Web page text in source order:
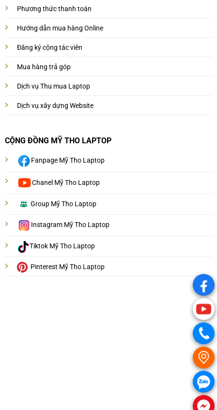
Phương thức thanh toán
Hướng dẫn mua hàng Online
Đăng ký cộng tác viên
Mua hàng trả góp
Dịch vụ Thu mua Laptop
Dịch vụ xây dựng Website
CỘNG ĐỒNG MỸ THO LAPTOP
Fanpage Mỹ Tho Laptop
Chanel Mỹ Tho Laptop
Group Mỹ Tho Laptop
Instagram Mỹ Tho Laptop
Tiktok Mỹ Tho Laptop
Pinterest Mỹ Tho Laptop
.
.
.
.
.
.